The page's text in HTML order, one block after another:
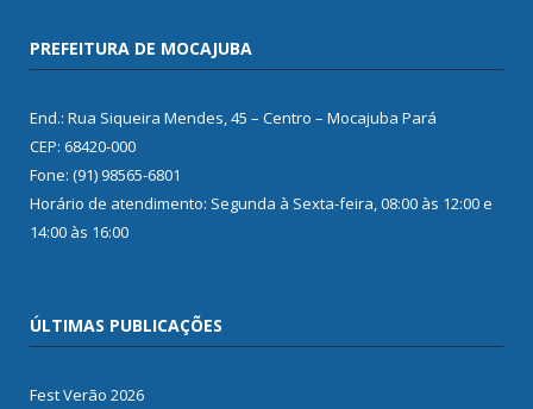
PREFEITURA DE MOCAJUBA
End.: Rua Siqueira Mendes, 45 – Centro – Mocajuba Pará
CEP: 68420-000
Fone: (91) 98565-6801
Horário de atendimento: Segunda à Sexta-feira, 08:00 às 12:00 e
14:00 às 16:00
ÚLTIMAS PUBLICAÇÕES
Fest Verão 2026